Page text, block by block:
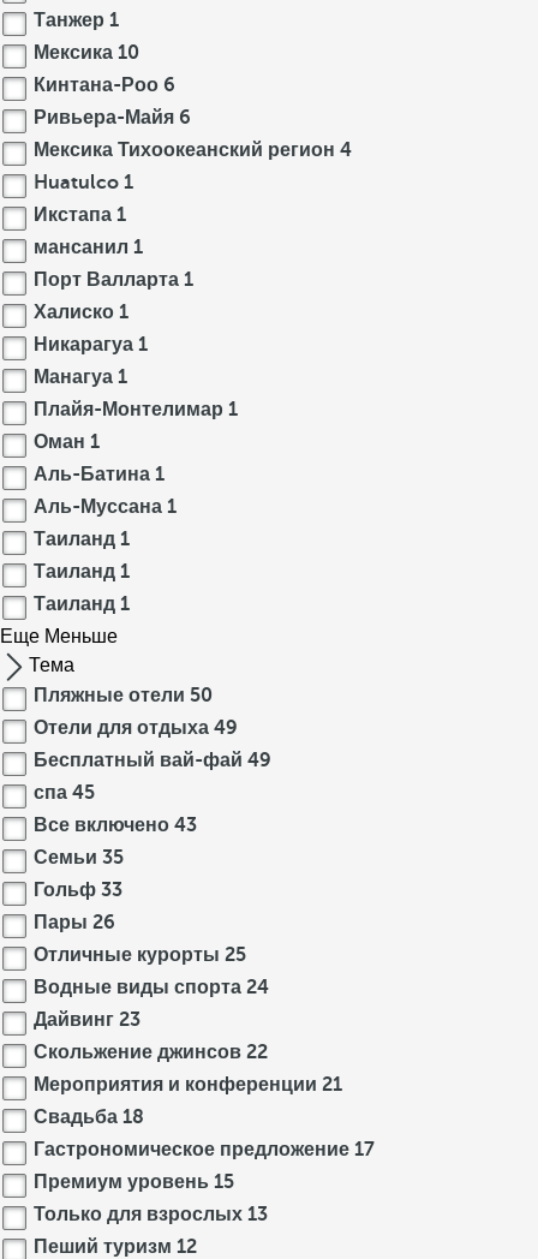
Танжер 1
Мексика 10
Кинтана-Роо 6
Ривьера-Майя 6
Мексика Тихоокеанский регион 4
Huatulco 1
Икстапа 1
мансанил 1
Порт Валларта 1
Халиско 1
Никарагуа 1
Манагуа 1
Плайя-Монтелимар 1
Оман 1
Аль-Батина 1
Аль-Муссана 1
Таиланд 1
Таиланд 1
Таиланд 1
Еще Меньше
Тема
Пляжные отели 50
Отели для отдыха 49
Бесплатный вай-фай 49
спа 45
Все включено 43
Семьи 35
Гольф 33
Пары 26
Отличные курорты 25
Водные виды спорта 24
Дайвинг 23
Скольжение джинсов 22
Мероприятия и конференции 21
Свадьба 18
Гастрономическое предложение 17
Премиум уровень 15
Только для взрослых 13
Пеший туризм 12